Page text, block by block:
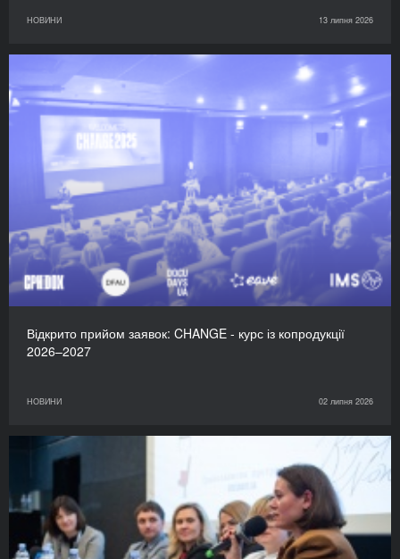
НОВИНИ 13 липня 2026
Відкрито прийом заявок: CHANGE - курс із копродукції
2026–2027
НОВИНИ 02 липня 2026